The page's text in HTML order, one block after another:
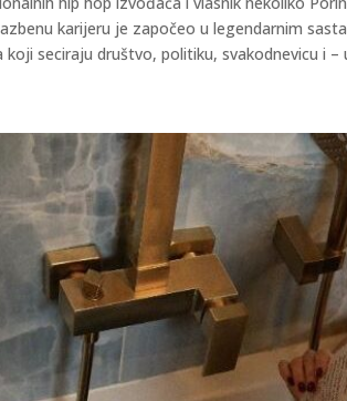
karijeru je započeo u legendarnim
seciraju društvo, politiku, svakodnevicu i